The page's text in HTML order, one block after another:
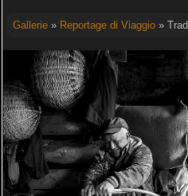
Gallerie» Reportage di Viaggio»